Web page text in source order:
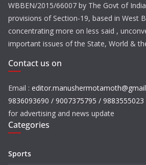
WBBEN/2015/66007 by The Govt of
provisions of Section-19, based in West
concentrating more on less said ,
important issues of the State, World &
Contact us on
Email :
9836093690 / 9007375795 / 9883555023
for advertising and news update
Categories
Sports